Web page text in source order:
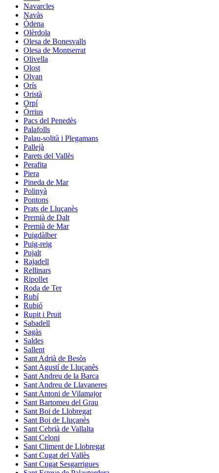
Navarcles
Navàs
Òdena
Olèrdola
Olesa de Bonesvalls
Olesa de Montserrat
Olivella
Olost
Olvan
Orís
Oristà
Orpí
Òrrius
Pacs del Penedès
Palafolls
Palau-solità i Plegamans
Pallejà
Parets del Vallès
Perafita
Piera
Pineda de Mar
Polinyà
Pontons
Prats de Lluçanès
Premià de Dalt
Premià de Mar
Puigdàlber
Puig-reig
Pujalt
Rajadell
Rellinars
Ripollet
Roda de Ter
Rubí
Rubió
Rupit i Pruit
Sabadell
Sagàs
Saldes
Sallent
Sant Adrià de Besòs
Sant Agustí de Lluçanès
Sant Andreu de la Barca
Sant Andreu de Llavaneres
Sant Antoni de Vilamajor
Sant Bartomeu del Grau
Sant Boi de Llobregat
Sant Boi de Lluçanès
Sant Cebrià de Vallalta
Sant Celoni
Sant Climent de Llobregat
Sant Cugat del Vallès
Sant Cugat Sesgarrigues